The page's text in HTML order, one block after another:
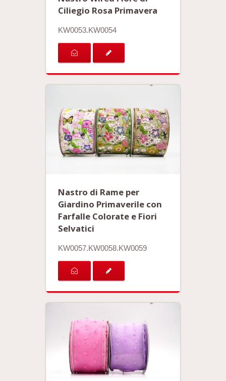
Ciliegio Rosa Primavera
KW0053.KW0054
Nastro di Rame per
Giardino Primaverile con
Farfalle Colorate e Fiori
Selvatici
KW0057.KW0058.KW0059